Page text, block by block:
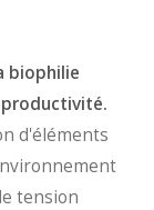
biophilie
productivité.
d'éléments
tension